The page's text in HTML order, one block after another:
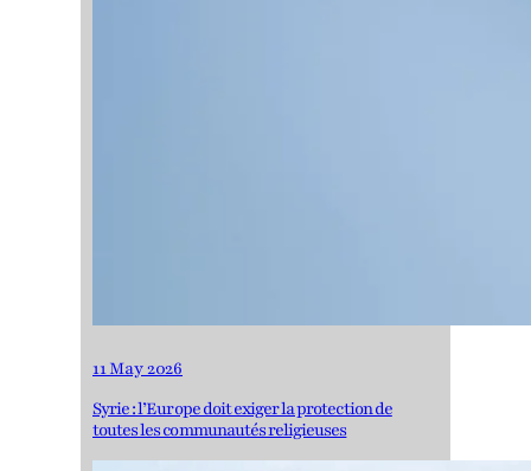
11 May 2026
Syrie : l’Europe doit exiger la protection de
toutes les communautés religieuses